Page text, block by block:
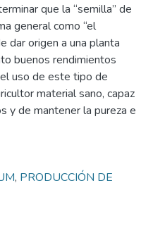
que la “semilla” de
general como “el
dar origen a una planta
buenos rendimientos
uso de este tipo de
material sano, capaz
y de mantener la pureza e
, PRODUCCIÓN DE